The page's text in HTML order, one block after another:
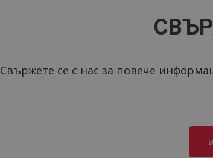
Свържете се с нас за повече